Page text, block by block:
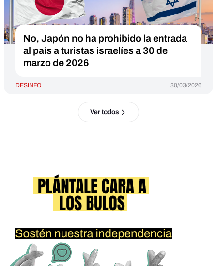
No, Japón no ha prohibido la entrada
al país a turistas israelíes a 30 de
marzo de 2026
DESINFO 30/03/2026
Ver todos